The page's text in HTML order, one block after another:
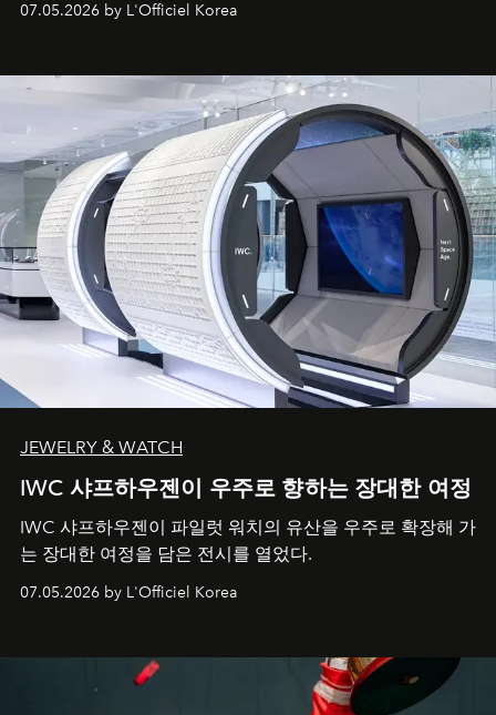
07.05.2026 by L'Officiel Korea
JEWELRY & WATCH
IWC 샤프하우젠이 우주로 향하는 장대한 여정
IWC 샤프하우젠이 파일럿 워치의 유산을 우주로 확장해 가
는 장대한 여정을 담은 전시를 열었다.
07.05.2026 by L'Officiel Korea